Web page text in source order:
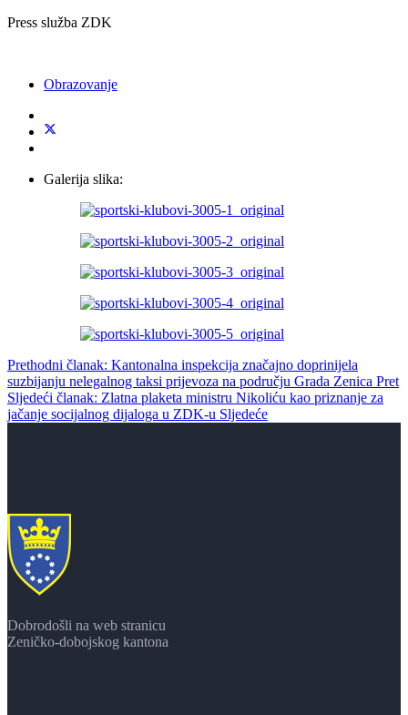
Press služba ZDK
Obrazovanje
Galerija slika:
Prethodni članak: Kantonalna inspekcija značajno doprinijela
suzbijanju nelegalnog taksi prijevoza na području Grada Zenica Pret
Sljedeći članak: Zlatna plaketa ministru Nikoliću kao priznanje za
jačanje socijalnog dijaloga u ZDK-u Sljedeće
Dobrodošli na web stranicu
Zeničko-dobojskog kantona